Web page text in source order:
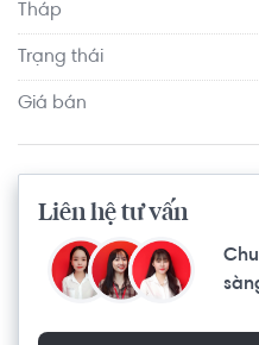
Tháp
Trạng thái
Giá bán
Liên hệ tư vấn